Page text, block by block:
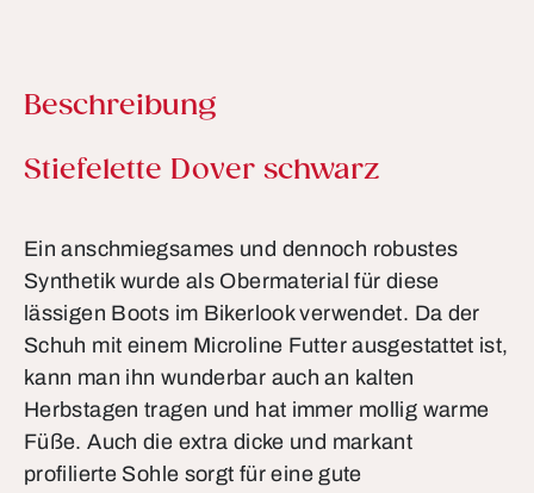
Beschreibung
Produktinformationen
Stiefelette Dover schwarz
Ein anschmiegsames und dennoch robustes
Synthetik wurde als Obermaterial für diese
lässigen Boots im Bikerlook verwendet. Da der
Schuh mit einem Microline Futter ausgestattet ist,
kann man ihn wunderbar auch an kalten
Herbstagen tragen und hat immer mollig warme
Füße. Auch die extra dicke und markant
profilierte Sohle sorgt für eine gute